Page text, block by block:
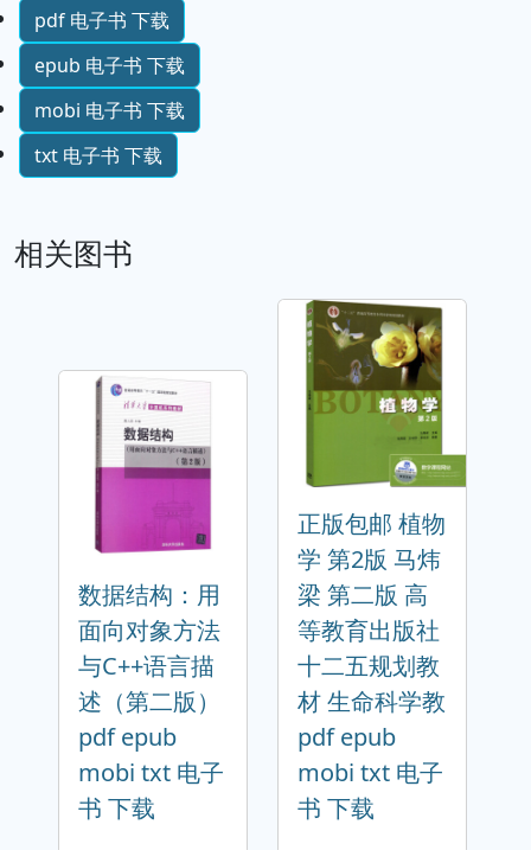
pdf 电子书 下载
epub 电子书 下载
mobi 电子书 下载
txt 电子书 下载
相关图书
数据结构：用
面向对象方法
与C++语言描
述（第二版）
pdf epub
mobi txt 电子
书 下载
正版包邮 植物
学 第2版 马炜
梁 第二版 高
等教育出版社
十二五规划教
材 生命科学教
pdf epub
mobi txt 电子
书 下载